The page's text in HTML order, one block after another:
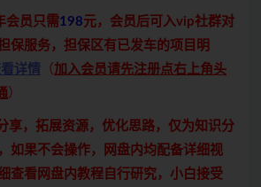
会员只需198元，会员后可入vip社群对
保服务，担保区有已发车的项目明
详情 （ 加入会员请先注册点右上角头
）
享，拓展资源，优化思路，仅为知识分
如果不会操作，网盘内均配备详细视
查看网盘内教程自行研究，小白接受